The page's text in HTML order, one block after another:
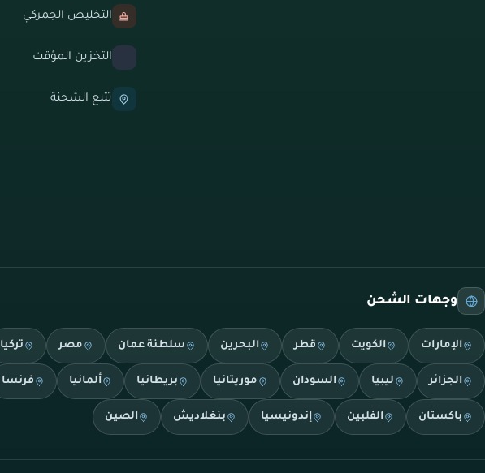
التخليص الجمركي
التخزين المؤقت
تتبع الشحنة
وجهات الشحن
الإمارات الكويت قطر البحرين سلطنة عمان مصر تركيا
الجزائر ليبيا السودان موريتانيا بريطانيا ألمانيا فرنسا
باكستان الفلبين إندونيسيا بنغلاديش الصين